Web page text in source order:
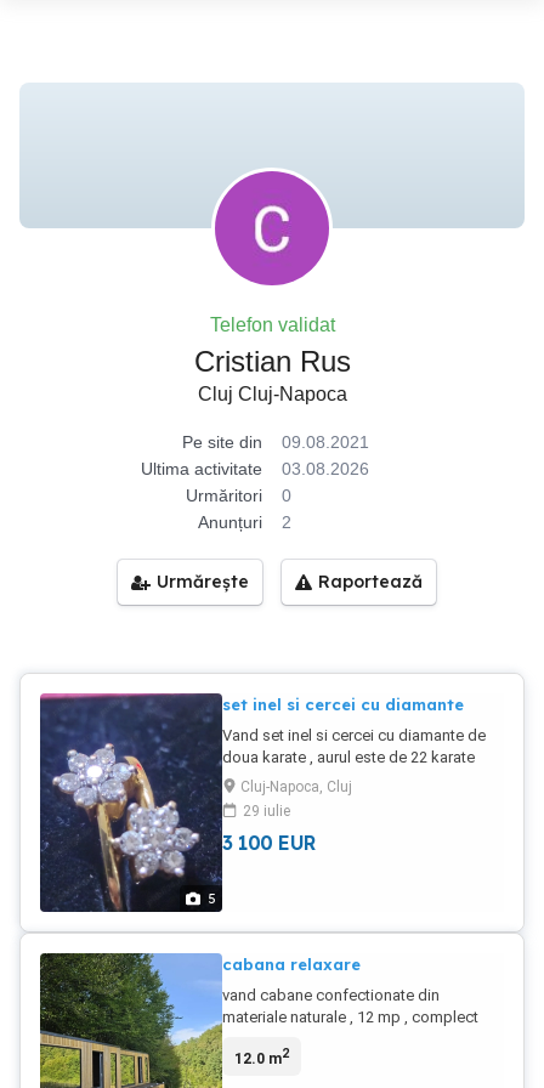
Telefon validat
Cristian Rus
Cluj Cluj-Napoca
Pe site din
09.08.2021
Ultima activitate
03.08.2026
Urmăritori
0
Anunțuri
2
Urmărește Raportează
5
set inel si cercei cu diamante
Vand set inel si cercei cu diamante de
doua karate , aurul este de 22 karate
fabricate in India . model unicat
deosebit.
Cluj-Napoca, Cluj
29 iulie
3 100 EUR
cabana relaxare
vand cabane confectionate din
materiale naturale , 12 mp , complect
incepe de la 8000 de euro si variaza in
12.0 m2